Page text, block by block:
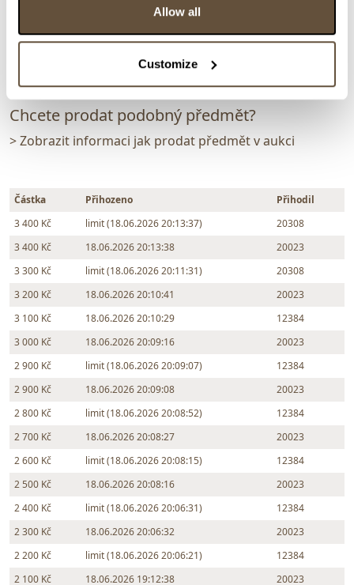
Allow all
Customize
Zpět na aukční výsledky
Chcete prodat podobný předmět?
> Zobrazit informaci jak prodat předmět v aukci
Částka Přihozeno
Přihodil
3 400 Kč
limit (18.06.2026 20:13:37)
20308
3 400 Kč
18.06.2026 20:13:38
20023
3 300 Kč
limit (18.06.2026 20:11:31)
20308
3 200 Kč
18.06.2026 20:10:41
20023
3 100 Kč
18.06.2026 20:10:29
12384
3 000 Kč
18.06.2026 20:09:16
20023
2 900 Kč
limit (18.06.2026 20:09:07)
12384
2 900 Kč
18.06.2026 20:09:08
20023
2 800 Kč
limit (18.06.2026 20:08:52)
12384
2 700 Kč
18.06.2026 20:08:27
20023
2 600 Kč
limit (18.06.2026 20:08:15)
12384
2 500 Kč
18.06.2026 20:08:16
20023
2 400 Kč
limit (18.06.2026 20:06:31)
12384
2 300 Kč
18.06.2026 20:06:32
20023
2 200 Kč
limit (18.06.2026 20:06:21)
12384
2 100 Kč
18.06.2026 19:12:38 20023